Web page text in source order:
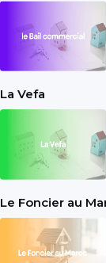
La Vefa
Le Foncier au